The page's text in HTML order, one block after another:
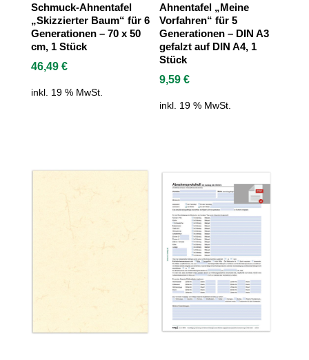
Schmuck-Ahnentafel
„Skizzierter Baum“ für 6
Generationen – 70 x 50
cm, 1 Stück
46,49 €
inkl. 19 % MwSt.
Ahnentafel „Meine
Vorfahren“ für 5
Generationen – DIN A3
gefalzt auf DIN A4, 1
Stück
9,59€
inkl. 19 % MwSt.